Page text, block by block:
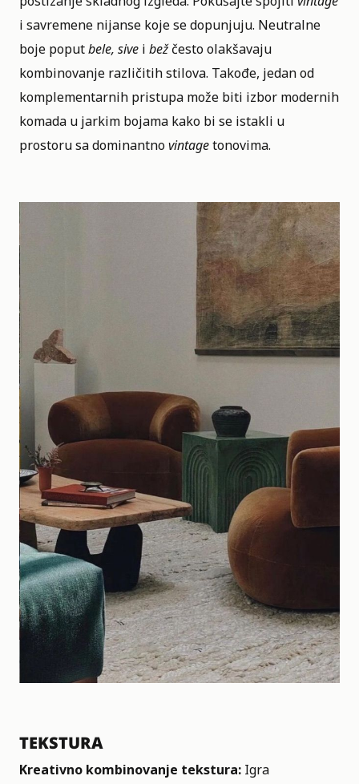
i savremene nijanse koje se dopunjuju. Neutralne
boje poputbele, sive i bežčesto olakšavaju
kombinovanje različitih stilova. Takođe, jedan od
komplementarnih pristupa može biti izbor modernih
komada u jarkim bojama kako bi se istakli u
prostoru sa dominantnovintagetonovima.
TEKSTURA
Kreativno kombinovanje tekstura: Igra